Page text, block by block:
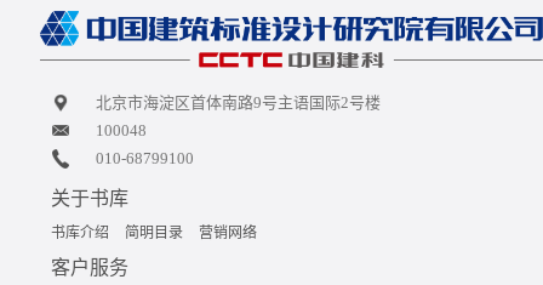
北京市海淀区首体南路9号主语国际2号楼
100048
010-68799100
关于书库
书库介绍 简明目录 营销网络
客户服务